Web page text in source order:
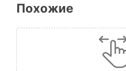
Похожие